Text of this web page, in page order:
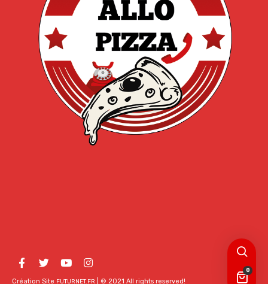
0
Création Site FUTURNET.FR | © 2021 All rights reserved!